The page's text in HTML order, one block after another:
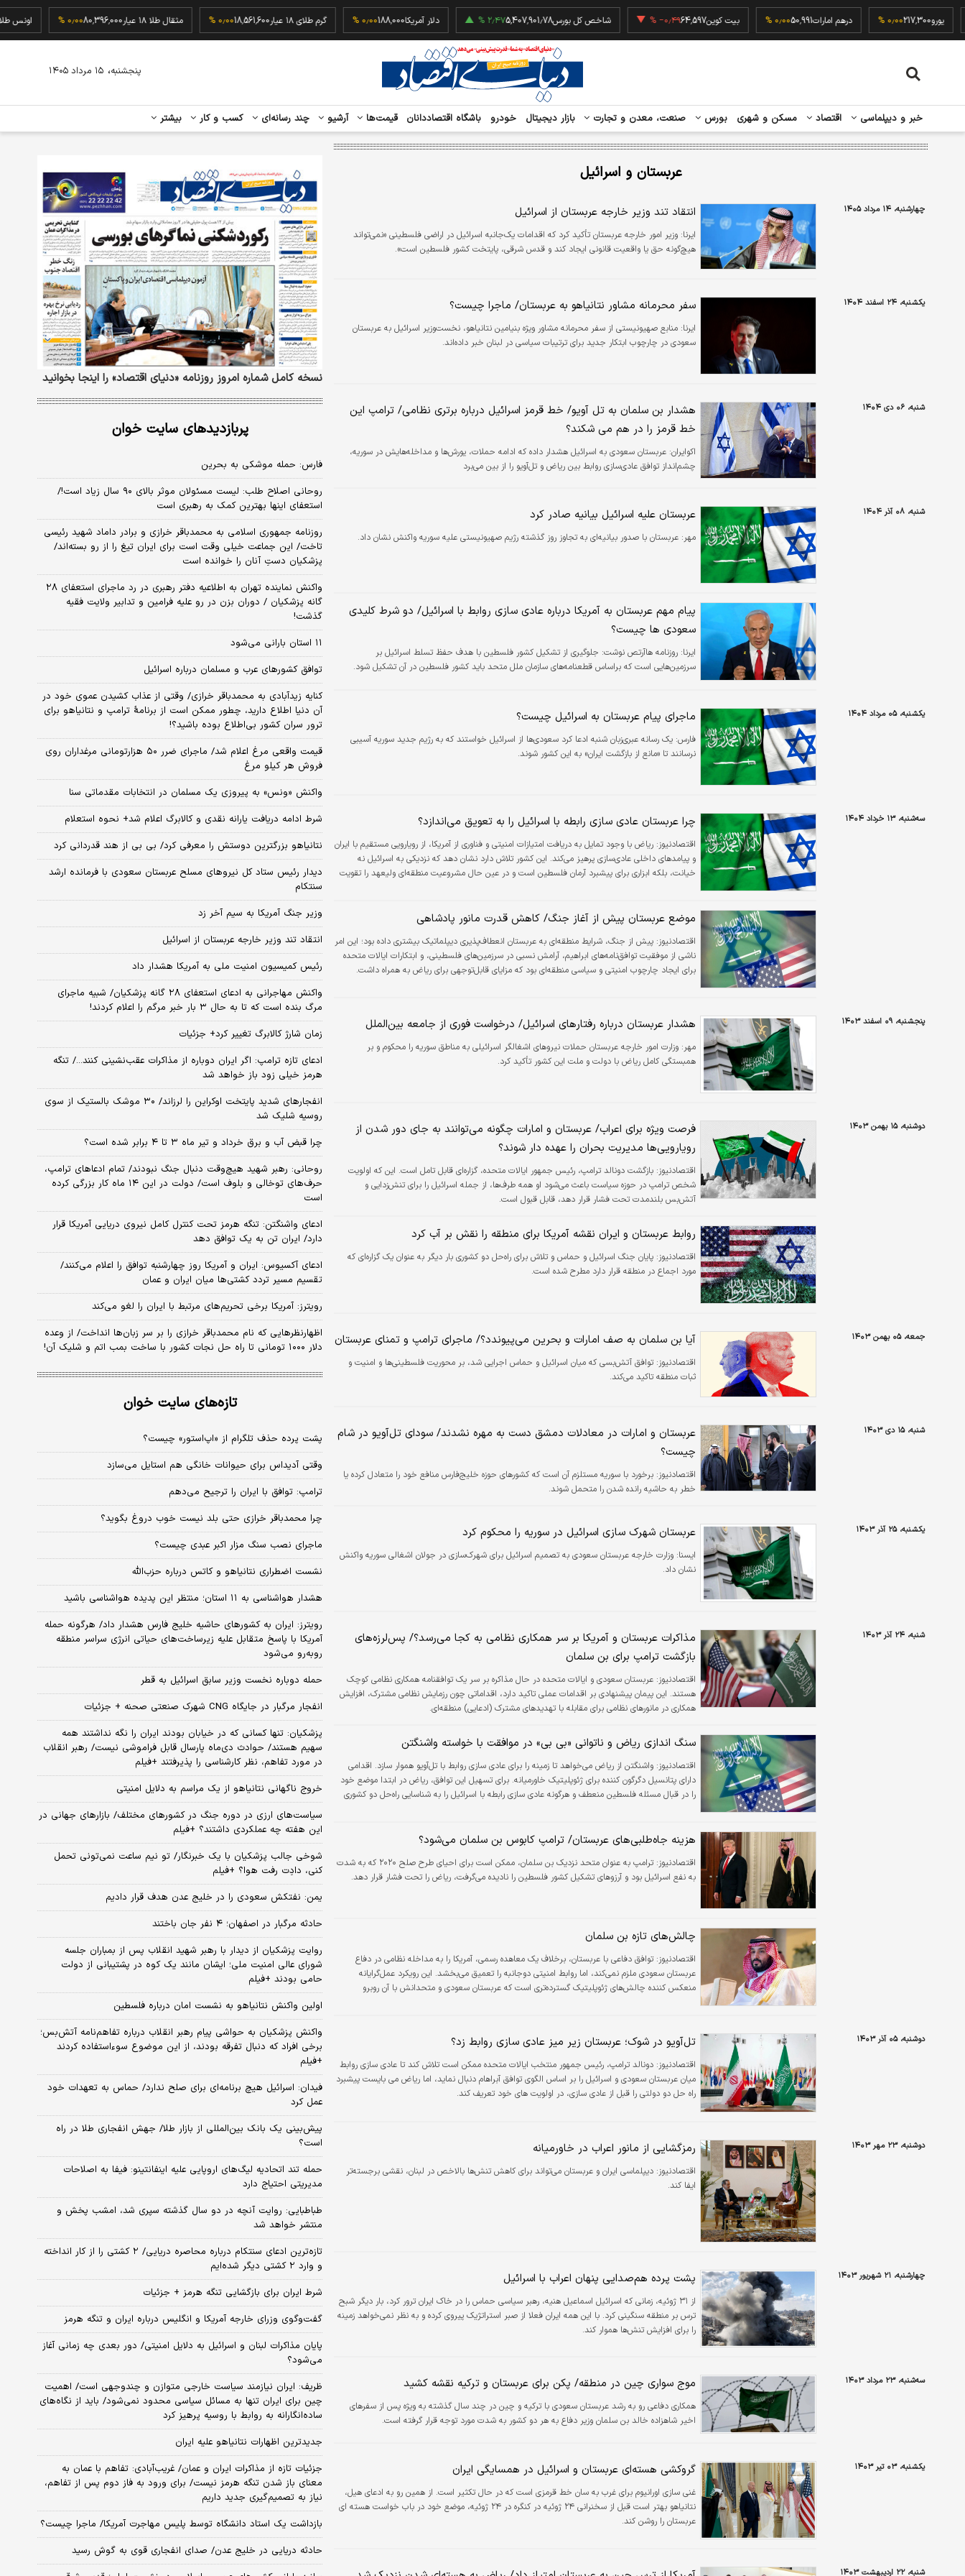
یورو217,300 درهم امارات50,991 بیت کوین64,597‎−۰٫۴۹ % شاخص کل بورس5,407,901.78 ۲٫۴۷ % دلار آمریکا188,000 گرم طلای ۱۸ عیار 18,561,600 مثقال طلا ۱۸ عیار 80,396,000
خبر و دیپلماسی اقتصاد مسکن و شهری بورس صنعت، معدن و تجارت بازار دیجیتال خودرو باشگاه اقتصاددانان قیمت‌ها آرشیو چند رسانه‌ای کسب و کار بیشتر
پنجشنبه، ۱۵ مرداد ۱۴۰۵
عربستان و اسرائیل
چهارشنبه، ۱۴ مرداد ۱۴۰۵ انتقاد تند وزیر خارجه عربستان از اسرائیل
ایرنا: وزیر امور خارجه عربستان تأکید کرد که اقدامات یک‌جانبه اسرائیل در اراضی فلسطینی «نمی‌تواند
هیچ‌گونه حق یا واقعیت قانونی ایجاد کند و قدس شرقی، پایتخت کشور فلسطین است».
یکشنبه، ۲۴ اسفند ۱۴۰۴ سفر محرمانه مشاور نتانیاهو به عربستان/ ماجرا چیست؟
ایرنا: منابع صهیونیستی از سفر محرمانه مشاور ویژه بنیامین نتانیاهو، نخست‌وزیر اسرائیل به عربستان
سعودی در چارچوب ابتکار جدید برای ترتیبات سیاسی در لبنان خبر داده‌اند.
شنبه، ۰۶ دی ۱۴۰۴
هشدار بن سلمان به تل آویو/ خط قرمز اسرائیل درباره برتری نظامی/ ترامپ این
خط قرمز را در هم می شکند؟
اکوایران: عربستان سعودی به اسرائیل هشدار داده که ادامه حملات، یورش‌ها و مداخله‌هایش در سوریه،
چشم‌انداز توافق عادی‌سازی روابط بین ریاض و تل‌آویو را از بین می‌برد
شنبه، ۰۸ آذر ۱۴۰۴ عربستان علیه اسرائیل بیانیه صادر کرد
مهر: عربستان با صدور بیانیه‌ای به تجاوز روز گذشته رژیم صهیونیستی علیه سوریه واکنش نشان داد.
پیام مهم عربستان به آمریکا درباره عادی سازی روابط با اسرائیل/ دو شرط کلیدی
سعودی ها چیست؟
ایرنا: روزنامه هاآرتص نوشت: جلوگیری از تشکیل کشور فلسطین با هدف حفظ تسلط اسرائیل بر
سرزمین‌هایی است که براساس قطعنامه‌های سازمان ملل متحد باید کشور فلسطین در آن تشکیل شود.
یکشنبه، ۰۵ مرداد ۱۴۰۴ ماجرای پیام عربستان به اسرائیل چیست؟
فارس: یک رسانه عبری‌زبان شنبه ادعا کرد سعودی‌ها از اسرائیل خواستند که به رژیم جدید سوریه آسیبی
نرسانند تا «مانع از بازگشت ایران» به این کشور شوند.
سه‌شنبه، ۱۳ خرداد ۱۴۰۴ چرا عربستان عادی سازی رابطه با اسرائیل را به تعویق می‌اندازد؟
اقتصادنیوز: ریاض با وجود تمایل به دریافت امتیازات امنیتی و فناوری از آمریکا، از رویارویی مستقیم با ایران
و پیامدهای داخلی عادی‌سازی پرهیز می‌کند. این کشور تلاش دارد نشان دهد که نزدیکی به اسرائیل نه
خیانت، بلکه ابزاری برای پیشبرد آرمان فلسطین است و در عین حال مشروعیت منطقه‌ای ولیعهد را تقویت
موضع عربستان پیش از آغاز جنگ/ کاهش قدرت مانور پادشاهی
اقتصادنیوز: پیش از جنگ، شرایط منطقه‌ای به عربستان انعطاف‌پذیری دیپلماتیک بیشتری داده بود؛ این امر
ناشی از موفقیت توافق‌نامه‌های ابراهیم، آرامش نسبی در سرزمین‌های فلسطینی، و ابتکارات ایالات متحده
برای ایجاد چارچوب امنیتی و سیاسی منطقه‌ای بود که مزایای قابل‌توجهی برای ریاض به همراه داشت.
پنجشنبه، ۰۹ اسفند ۱۴۰۳ هشدار عربستان درباره رفتارهای اسرائیل/ درخواست فوری از جامعه بین‌الملل
مهر: وزارت امور خارجه عربستان حملات نیروهای اشغالگر اسرائیلی به مناطق سوریه را محکوم و بر
همبستگی کامل ریاض با دولت و ملت این کشور تأکید کرد.
دوشنبه، ۱۵ بهمن ۱۴۰۳
فرصت ویژه برای اعراب/ عربستان و امارات چگونه می‌توانند به جای دور شدن از
رویارویی‌ها مدیریت بحران را عهده دار شوند؟
اقتصادنیوز: بازگشت دونالد ترامپ، رئیس جمهور ایالات متحده، گزاره‌ای قابل تامل است. این که اولویت
شخص ترامپ در حوزه سیاست باعث می‌شود او همه طرف‌ها، از جمله اسرائیل را برای تنش‌زدایی و
آتش‌بس بلندمدت تحت فشار قرار دهد، قابل قبول است.
روابط عربستان و ایران نقشه آمریکا برای منطقه را نقش بر آب کرد
اقتصادنیوز: پایان جنگ اسرائیل و حماس و تلاش برای راه‌حل دو کشوری بار دیگر به عنوان یک گزاره‌ای که
مورد اجماع در منطقه قرار دارد مطرح شده است.
جمعه، ۰۵ بهمن ۱۴۰۳ آیا بن سلمان به صف امارات و بحرین می‌پیوندد؟/ ماجرای ترامپ و تمنای عربستان
اقتصادنیوز: توافق آتش‌بسی که میان اسرائیل و حماس اجرایی شد، بر محوریت فلسطینی‌ها و امنیت و
ثبات منطقه تاکید می‌کند.
شنبه، ۱۵ دی ۱۴۰۳
عربستان و امارات در معادلات دمشق دست به مهره نشدند/ سودای تل‌آویو در شام
چیست؟
اقتصادنیوز: برخورد با سوریه مستلزم آن است که کشورهای حوزه خلیج‌فارس منافع خود را متعادل کرده یا
خطر به حاشیه رانده شدن را متحمل شوند.
یکشنبه، ۲۵ آذر ۱۴۰۳ عربستان شهرک سازی اسرائیل در سوریه را محکوم کرد
ايسنا: وزارت خارجه عربستان سعودی به تصمیم اسرائیل برای شهرک‌سازی در جولان اشغالی سوریه واکنش
نشان داد.
شنبه، ۲۴ آذر ۱۴۰۳
مذاکرات عربستان و آمریکا بر سر همکاری نظامی به کجا می‌رسد؟/ پس‌لرزه‌های
بازگشت ترامپ برای بن سلمان
اقتصادنیوز: عربستان سعودی و ایالات متحده در حال مذاکره بر سر یک توافقنامه همکاری نظامی کوچک
هستند. این پیمان پیشنهادی بر اقدامات عملی تاکید دارد، اقداماتی چون رزمایش نظامی مشترک، افزایش
همکاری در مانورهای نظامی برای مقابله با تهدیدهای مشترک (ادعایی) منطقه‌ای.
سنگ اندازی ریاض و ناتوانی «بی بی» در موافقت با خواسته واشنگتن
اقتصادنیوز: واشنگتن از ریاض می‌خواهد تا زمینه را برای عادی سازی روابط با تل‌آویو هموار سازد. اقدامی
دارای پتانسیل دگرگون کننده برای ژئوپلیتیک خاورمیانه. برای تسهیل این توافق، ریاض در ابتدا موضع خود
را در قبال مسئله فلسطین منعطف و هرگونه عادی سازی رابطه با اسرائیل را به شناسایی راه‌حل دو کشوری
هزینه جاه‌طلبی‌های عربستان/ ترامپ کابوس بن سلمان می‌شود؟
اقتصادنیوز:
ترامپ به عنوان متحد نزدیک بن سلمان، ممکن است برای احیای طرح صلح ۲۰۲۰ که به شدت
به نفع اسرائیل بود و آرزوهای تشکیل کشور فلسطین را نادیده می‌گرفت، ریاض را تحت فشار قرار دهد.
چالش‌های تازه بن سلمان
اقتصادنیوز: توافق دفاعی با عربستان، برخلاف یک معاهده رسمی، آمریکا را به مداخله نظامی در دفاع
عربستان سعودی ملزم نمی‌کند، اما روابط امنیتی دوجانبه را تعمیق می‌بخشد. این رویکرد عمل‌گرایانه
منعکس کننده چالش‌های ژئوپلیتیک گسترده‌تری است که عربستان سعودی و متحدانش با آن روبرو
دوشنبه، ۰۵ آذر ۱۴۰۳ تل‌آویو در شوک؛ عربستان زیر میز عادی سازی روابط زد؟
اقتصادنیوز: دونالد ترامپ، رئیس جمهور منتخب ایالات متحده ممکن است تلاش کند تا عادی سازی روابط
میان عربستان سعودی و اسرائیل را بر اساس الگوی توافق آبراهام دنبال نماید، اما ریاض می بایست پیشبرد
راه حل دو دولتی را قبل از عادی سازی، در اولویت های خود تعریف کند.
دوشنبه، ۲۳ مهر ۱۴۰۳ رمزگشایی از مانور اعراب در خاورمیانه
اقتصادنیوز: دیپلماسی ایران و عربستان می‌تواند برای کاهش تنش‌ها بالاخص در لبنان، نقشی برجسته‌تر
ایفا کند.
چهارشنبه، ۲۱ شهریور ۱۴۰۳ پشت پرده هم‌صدایی پنهان اعراب با اسرائیل
از ۳۱ ژوئیه، زمانی که اسرائیل اسماعیل هنیه، رهبر سیاسی حماس را در خاک ایران ترور کرد، بار دیگر شبح
ترس بر منطقه سنگینی کرد. با این همه ایران فعلا از صبر استراتژیک پیروی کرده و به نظر نمی‌خواهد زمینه
را برای افزایش تنش‌ها هموار کند.
سه‌شنبه، ۲۳ مرداد ۱۴۰۳ موج سواری چین در منطقه/ پکن برای عربستان و ترکیه نقشه کشید
همکاری دفاعی رو به رشد عربستان سعودی با ترکیه و چین در چند سال گذشته به ویژه پس از سفرهای
اخیر شاهزاده خالد بن سلمان وزیر دفاع به هر دو کشور به شدت مورد توجه قرار گرفته است.
یکشنبه، ۰۳ تیر ۱۴۰۳ گروکشی هسته‌ای عربستان و اسرائیل در همسایگی ایران
غنی سازی اورانیوم برای غرب به سان خط قرمزی است که در حال تکثیر است. از همین رو به ادعای هیل،
نتانیاهو بهتر است قبل از سخنرانی ۲۴ ژوئیه در کنگره در ۲۴ ژوئیه، موضع خود در باب خواست هسته ای
عربستان را روشن کند.
شنبه، ۲۲ اردیبهشت ۱۴۰۳
نسخه کامل شماره امروز روزنامه «دنیای‌ اقتصاد» را اینجا بخوانید
پربازدیدهای سایت خوان
فارس: حمله موشکی به بحرین
روحانی اصلاح طلب: ‌لیست مسئولان موثر بالای ۹۰ سال زیاد است!/
استعفای اینها بهترین کمک به رهبری است
روزنامه جمهوری اسلامی به محمدباقر خرازی و برادر داماد شهید رئیسی
تاخت/ این جماعت خیلی وقت است برای ایران تیغ را از رو بسته‌اند/
پزشکیان دستِ آنان را خوانده است
واکنش نماینده تهران به اطلاعیه دفتر رهبری در رد ماجرای استعفای ۲۸
گانه پزشکیان / دوران بزن در رو علیه فرامین و تدابیر ولایت فقیه
گذشت!
۱۱ استان بارانی می‌شود
توافق کشورهای عرب و مسلمان درباره اسرائیل
کنایه زیدآبادی به محمدباقر خرازی/ وقتی از عذاب کشیدن عموی خود در
آن دنیا اطلاع دارید، چطور ممکن است از برنامهٔ ترامپ و نتانیاهو برای
ترور سران کشور بی‌اطلاع بوده باشید؟!
قیمت واقعی مرغ اعلام شد/ ماجرای ضرر ۵۰ هزارتومانی مرغداران روی
فروش هر کیلو مرغ
واکنش «ونس» به پیروزی یک مسلمان در انتخابات مقدماتی سنا
شرط ادامه دریافت یارانه نقدی و کالابرگ اعلام شد+ نحوه استعلام
نتانیاهو بزرگترین دوستش را معرفی کرد/ بی بی از هند قدردانی کرد
دیدار رئیس ستاد کل نیروهای مسلح عربستان سعودی با فرمانده ارشد
سنتکام
وزیر جنگ آمریکا به سیم آخر زد
انتقاد تند وزیر خارجه عربستان از اسرائیل
رئیس کمیسیون امنیت ملی به آمریکا هشدار داد
واکنش مهاجرانی به ادعای استعفای ۲۸ گانه پزشکیان/ شبیه ماجرای
مرگ بنده است که تا به حال ۳ بار خبر مرگم را اعلام کردند!
زمان شارژ کالابرگ تغییر کرد+ جزئیات
ادعای تازه ترامپ: اگر ایران دوباره از مذاکرات عقب‌نشینی کنند.../ تنگه
هرمز خیلی زود باز خواهد شد
انفجارهای شدید پایتخت اوکراین را لرزاند/ ۳۰ موشک بالستیک از سوی
روسیه شلیک شد
چرا قبض آب و برق خرداد و تیر ماه ۳ تا ۴ برابر شده است؟
روحانی: رهبر شهید هیچ‌وقت دنبال جنگ نبودند/ تمام ادعاهای ترامپ،
حرف‌های توخالی و بلوف است/ دولت در این ۱۴ ماه کار بزرگی کرده
است
ادعای واشنگتن: تنگه هرمز تحت کنترل کامل نیروی دریایی آمریکا قرار
دارد/ ایران تن به یک توافق دهد
ادعای آکسیوس: ایران و آمریکا روز چهارشنبه توافق را اعلام می‌کنند/
تقسیم مسیر تردد کشتی‌ها میان ایران و عمان
رویترز: آمریکا برخی تحریم‌های مرتبط با ایران را لغو می‌کند
اظهارنظرهایی که نام محمدباقر خرازی را بر سر زبان‌ها انداخت/ از وعده
دلار ۱۰۰۰ تومانی تا راه حل نجات کشور با ساخت بمب اتم و شلیک آن!
تازه‌های سایت خوان
پشت پرده حذف تلگرام از «اپ‌استور» چیست؟
وقتی آدیداس برای حیوانات خانگی هم استایل می‌سازد
ترامپ: توافق با ایران را ترجیح می‌دهم
چرا محمدباقر خرازی حتی بلد نیست خوب دروغ بگوید؟
ماجرای نصب سنگ مزار اکبر عبدی چیست؟
نشست اضطراری نتانیاهو و کاتس درباره حزب‌الله
هشدار هواشناسی به ۱۱ استان؛ منتظر این پدیده هواشناسی باشید
رویترز: ایران به کشورهای حاشیه خلیج فارس هشدار داد/ هرگونه حمله
آمریکا با پاسخ متقابل علیه زیرساخت‌های حیاتی انرژی سراسر منطقه
روبه‌رو می‌شود
حمله دوباره نخست وزیر سابق اسرائیل به قطر
انفجار مرگبار در جایگاه CNG شهرک صنعتی صحنه + جزئیات
پزشکیان: تنها کسانی که در خیابان بودند ایران را نگه نداشتند همه
سهیم هستند/ حوادث دی‌ماه پارسال قابل فراموشی نیست/ رهبر انقلاب
در مورد تفاهم، نظر کارشناسی را پذیرفتند +فیلم
خروج ناگهانی نتانیاهو از یک مراسم به دلایل امنیتی
سیاست‌های ارزی در دوره جنگ در کشورهای مختلف/ بازارهای جهانی در
این هفته چه عملکردی داشتند؟ +فیلم
شوخی جالب پزشکیان با یک خبرنگار/ تو نیم ساعت نمی‌تونی تحمل
کنی، دادِت رفت هوا؟ +فیلم
یمن: نفتکش سعودی را در خلیج عدن هدف قرار دادیم
حادثه مرگبار در اصفهان؛ ۴ نفر جان باختند
روایت پزشکیان از دیدار با رهبر شهید انقلاب پس از بمباران جلسه
شورای عالی امنیت ملی؛ ایشان مانند یک کوه در پشتیبانی از دولت
حامی بودند +فیلم
اولین واکنش نتانیاهو به نشست امان درباره فلسطین
واکنش پزشکیان به حواشی پیام رهبر انقلاب درباره تفاهم‌نامه آتش‌بس؛
برخی افراد که دنبال تفرقه بودند، از این موضوع سوءاستفاده کردند
+فیلم
فیدان: اسرائیل هیچ برنامه‌ای برای صلح ندارد/ حماس به تعهدات خود
عمل کرد
پیش‌بینی یک بانک بین‌المللی از بازار طلا/ جهش انفجاری طلا در راه
است؟
حمله تند اتحادیه لیگ‌های اروپایی علیه اینفانتینو: فیفا به اصلاحات
مدیریتی احتیاج دارد
طباطبایی: روایت آنچه در دو سال گذشته سپری شد، امشب پخش و
منتشر خواهد شد
تازه‌ترین ادعای سنتکام درباره محاصره دریایی/ ۲ کشتی را از کار انداخته
و وارد ۲ کشتی دیگر شده‌ایم
شرط ایران برای بازگشایی تنگه هرمز + جزئیات
گفت‌وگوی وزرای خارجه آمریکا و انگلیس درباره ایران و تنگه هرمز
پایان مذاکرات لبنان و اسرائیل به دلایل امنیتی/ دور بعدی چه زمانی آغاز
می‌شود؟
ظریف: ایران نیازمند سیاست خارجی متوازن و چندوجهی است/ اهمیت
چین برای ایران تنها به مسائل سیاسی محدود نمی‌شود/ باید از نگاه‌های
ساده‌انگارانه به روابط با روسیه پرهیز کرد
جدیدترین اظهارات نتانیاهو علیه ایران
جزئیات تازه از مذاکرات ایران و عمان/ غریب‌آبادی: تفاهم با عمان به
معنای باز شدن تنگه هرمز نیست/ برای ورود به فاز دوم پس از تفاهم،
نیاز به تصمیم‌گیری جدید داریم
بازداشت یک استاد دانشگاه توسط پلیس مهاجرت آمریکا/ ماجرا چیست؟
حادثه دریایی در خلیج عدن/ صدای انفجاری قوی به گوش رسید